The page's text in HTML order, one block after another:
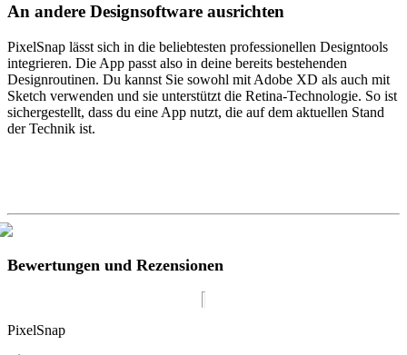
An andere Designsoftware ausrichten
PixelSnap lässt sich in die beliebtesten professionellen Designtools
integrieren. Die App passt also in deine bereits bestehenden
Designroutinen. Du kannst Sie sowohl mit Adobe XD als auch mit
Sketch verwenden und sie unterstützt die Retina-Technologie. So ist
sichergestellt, dass du eine App nutzt, die auf dem aktuellen Stand
der Technik ist.
Bewertungen und Rezensionen
PixelSnap